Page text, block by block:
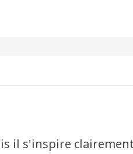
il s'inspire clairement